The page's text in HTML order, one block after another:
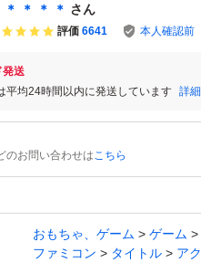
＊ ＊ ＊ ＊ さん
評価 6641 本人確認前
発送
平均24時間以内に発送しています 詳細
のお問い合わせはこちら
おもちゃ、ゲーム ゲーム
ファミコン
タイトル ア